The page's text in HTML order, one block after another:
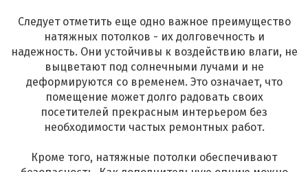
Следует отметить еще одно важное преимущество
натяжных потолков - их долговечность и
надежность. Они устойчивы к воздействию влаги, не
выцветают под солнечными лучами и не
деформируются со временем. Это означает, что
помещение может долго радовать своих
посетителей прекрасным интерьером без
необходимости частых ремонтных работ.
Кроме того, натяжные потолки обеспечивают